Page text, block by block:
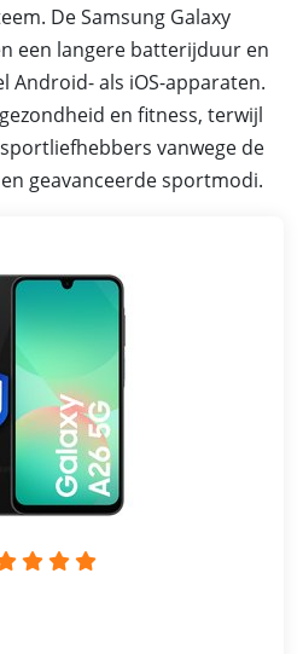
De Samsung Galaxy
een langere batterijduur en
Android- als iOS-apparaten.
en fitness, terwijl
vanwege de
geavanceerde sportmodi.